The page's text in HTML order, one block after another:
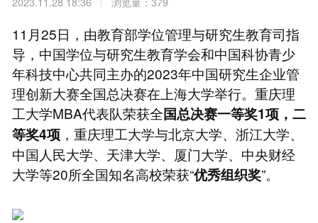
11月25日，由教育部学位管理与研究生教育司指
导，中国学位与研究生教育学会和中国科协青少
年科技中心共同主办的2023年中国研究生企业管
理创新大赛全国总决赛在上海大学举行。重庆理
工大学MBA代表队荣获全国总决赛一等奖1项，二
等奖4项，重庆理工大学与北京大学、浙江大学、
中国人民大学、天津大学、厦门大学、中央财经
大学等20所全国知名高校荣获“优秀组织奖”。